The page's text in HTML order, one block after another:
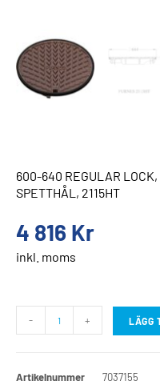
600-640 REGULAR LOCK,
SPETTHÅL, 2115HT
4 816 Kr
inkl. moms
- + LÄGG
Artikelnummer
7037155